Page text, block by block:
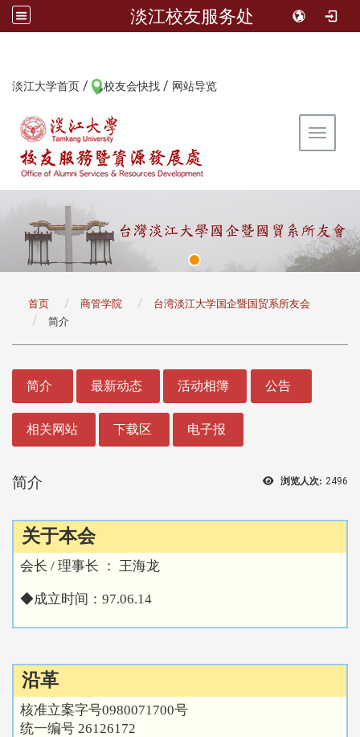
淡江校友服务处
淡江大学首页 / 校友会快找 / 网站导览
Toggle
首页 商管学院
台湾淡江大学国企暨国贸系所友会
简介
简介 最新动态 活动相簿 公告
相关网站 下载区 电子报
浏览人次: 2496
简介
关于本会
会长 / 理事长 ： 王海龙
◆成立时间： 97.06.14
沿革
核准立案字号0980071700号
统一编号 26126172